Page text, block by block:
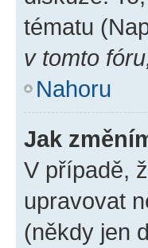
tématu
v tomto
Nahoru
Jak
V případě,
upravovat
(někdy jen